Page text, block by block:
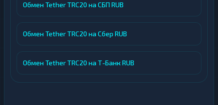
Обмен Tether TRC20 на СБП RUB
Обмен Tether TRC20 на Сбер RUB
Обмен Tether TRC20 на Т-Банк RUB